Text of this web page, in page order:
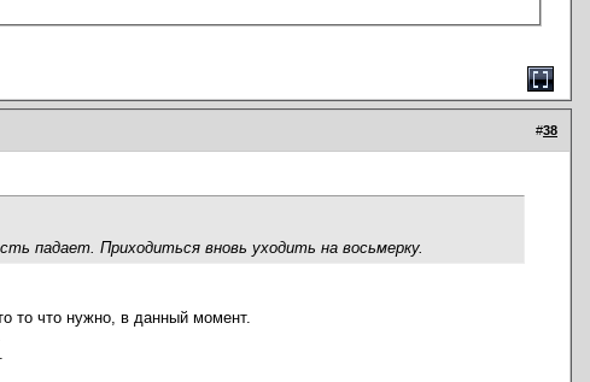
#38
падает. Приходиться вновь уходить на восьмерку.
то что нужно, в данный момент.